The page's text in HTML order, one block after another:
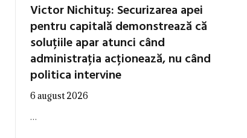
Victor Nichituș: Securizarea apei
pentru capitală demonstrează că
soluțiile apar atunci când
administrația acționează, nu când
politica intervine
6 august 2026
…